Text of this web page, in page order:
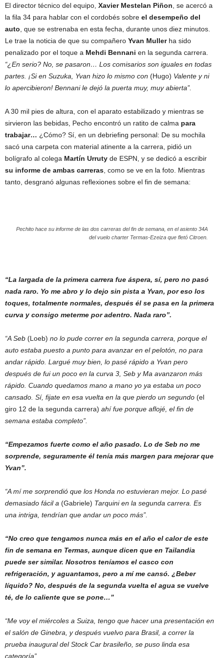
El director técnico del equipo, Xavier Mestelan Piñon , se acercó a
la fila 34 para hablar con el cordobés sobre el desempeño del
auto , que se estrenaba en esta fecha, durante unos diez minutos.
Le trae la noticia de que su compañero Yvan Mullerha sido
penalizado por el toque a Mehdi Bennani en la segunda carrera.
“¿En serio? No, se pasaron… Los comisarios son iguales en todas
partes. ¡Si en Suzuka, Yvan hizo lo mismo con (Hugo) Valente y ni
lo apercibieron! Bennani le dejó la puerta muy, muy abierta”.
A 30 mil pies de altura, con el aparato estabilizado y mientras se
sirvieron las bebidas, Pecho encontró un ratito de calma para
trabajar… ¿Cómo? Sí, en un debriefing personal: De su mochila
sacó una carpeta con material atinente a la carrera, pidió un
bolígrafo al colega Martín Urruty de ESPN, y se dedicó a escribir
su informe de ambas carreras , como se ve en la foto. Mientras
tanto, desgranó algunas reflexiones sobre el fin de semana:
Pechito hace su informe de las dos carreras del fin de semana, en el asiento 34A
del vuelo charter Termas-Ezeiza que fletó Citroen.
“La largada de la primera carrera fue áspera, sí, pero no pasó
nada raro. Yo me abro y lo dejo sin pista a Yvan, por eso los
toques, totalmente normales, después él se pasa en la primera
curva y consigo meterme por adentro. Nada raro”.
“A Seb (Loeb) no lo pude correr en la segunda carrera, porque el
auto estaba puesto a punto para avanzar en el pelotón, no para
andar rápido. Largué muy bien, lo pasé rápido a Yvan pero
después de fui un poco en la curva 3, Seb y Ma avanzaron más
rápido. Cuando quedamos mano a mano yo ya estaba un poco
cansado. Sí, fijate en esa vuelta en la que pierdo un segundo (el
giro 12 de la segunda carrera) ahí fue porque aflojé, el fin de
semana estaba completo”.
“Empezamos fuerte como el año pasado. Lo de Seb no me
sorprende, seguramente él tenía más margen para mejorar que
Yvan”.
“A mí me sorprendió que los Honda no estuvieran mejor. Lo pasé
demasiado fácil a (Gabriele) Tarquini en la segunda carrera. Es
una intriga, tendrían que andar un poco más”.
“No creo que tengamos nunca más en el año el calor de este
fin de semana en Termas, aunque dicen que en Tailandia
puede ser similar. Nosotros teníamos el casco con
refrigeración, y aguantamos, pero a mí me cansó. ¿Beber
líquido? No, después de la segunda vuelta el agua se vuelve
té, de lo caliente que se pone…”
“Me voy el miércoles a Suiza, tengo que hacer una presentación en
el salón de Ginebra, y después vuelvo para Brasil, a correr la
prueba inaugural del Stock Car brasileño, se puso linda esa
categoría”.